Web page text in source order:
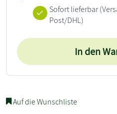
Sofort lieferbar
Post/DHL)
In den
Auf die Wunschliste